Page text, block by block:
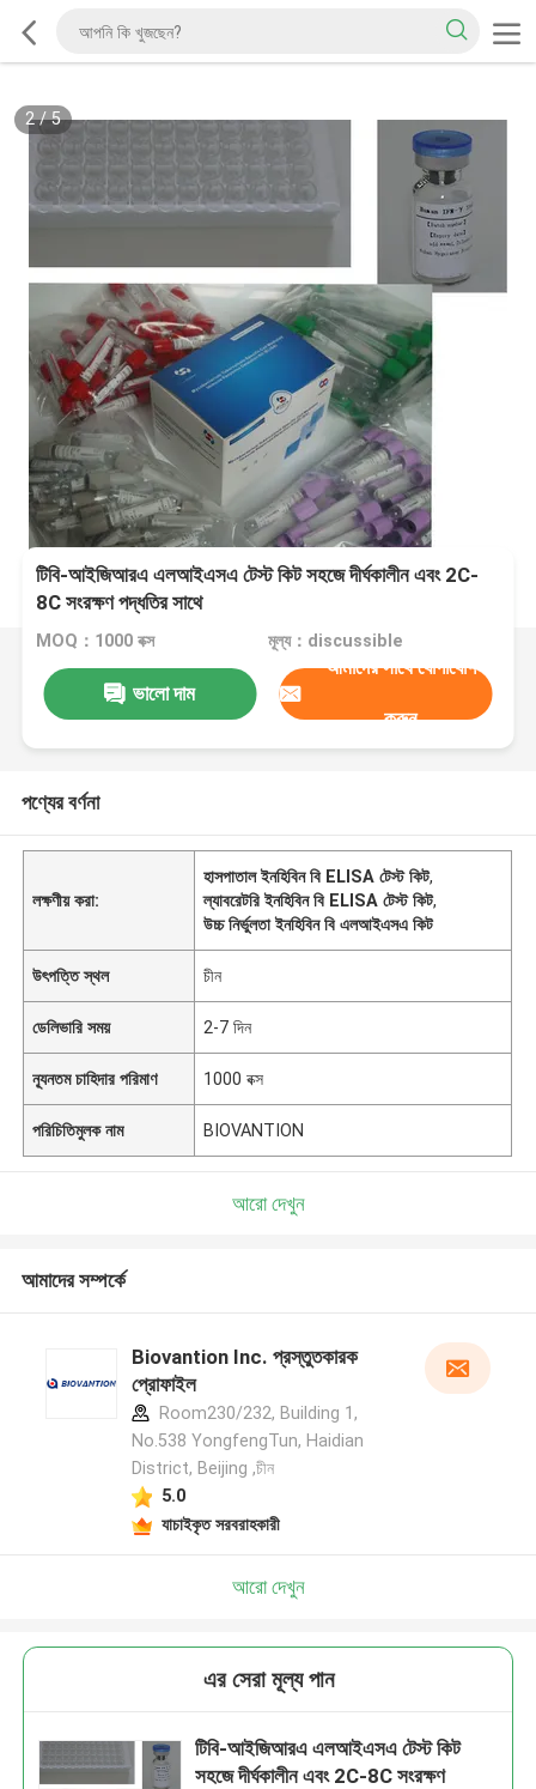
2/5
টিবি-আইজিআরএ এলআইএসএ টেস্ট কিট সহজে দীর্ঘকালীন এবং 2C-
8C সংরক্ষণ পদ্ধতির সাথে
MOQ：1000 বক্স মূল্য：discussible
ভালো দাম
আমাদের সাথে যোগাযোগ
করুন
পণ্যের বর্ণনা
লক্ষণীয় করা:
হাসপাতাল ইনহিবিন বি ELISA টেস্ট কিট,
ল্যাবরেটরি ইনহিবিন বি ELISA টেস্ট কিট,
উচ্চ নির্ভুলতা ইনহিবিন বি এলআইএসএ কিট
উৎপত্তি স্থল চীন
ডেলিভারি সময় 2-7 দিন
ন্যূনতম চাহিদার পরিমাণ 1000 বক্স
পরিচিতিমুলক নাম BIOVANTION
আরো দেখুন
আমাদের সম্পর্কে
Biovantion Inc. প্রস্তুতকারক
প্রোফাইল
Room230/232, Building 1,
No.538 YongfengTun, Haidian
District, Beijing ,চীন
5.0
যাচাইকৃত সরবরাহকারী
আরো দেখুন
এর সেরা মূল্য পান
টিবি-আইজিআরএ এলআইএসএ টেস্ট কিট
সহজে দীর্ঘকালীন এবং 2C-8C সংরক্ষণ